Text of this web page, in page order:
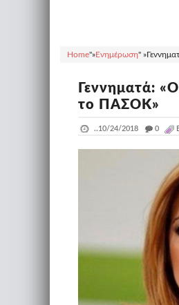
Home"»Ενημέρωση" »
Γεννηματά:
το ΠΑΣΟΚ»
..10/24/2018 _ 0